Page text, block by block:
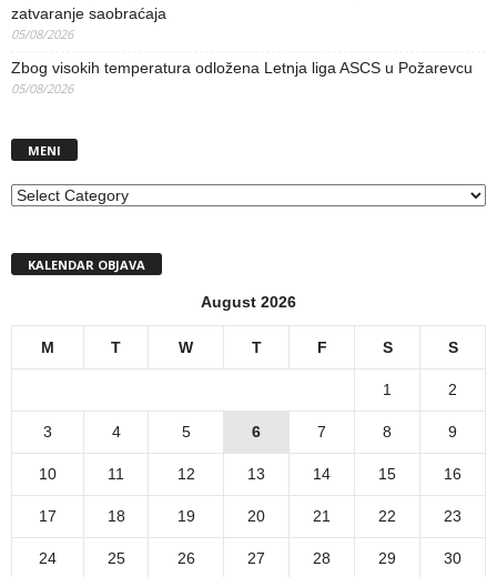
zatvaranje saobraćaja
05/08/2026
Zbog visokih temperatura odložena Letnja liga ASCS u Požarevcu
05/08/2026
MENI
MENI
KALENDAR OBJAVA
August 2026
M T W T F S S
1 2
3 4 5 6 7 8 9
10 11 12 13 14 15 16
17 18 19 20 21 22 23
24 25 26 27 28 29 30